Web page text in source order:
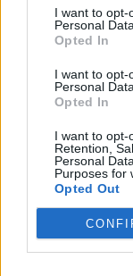
I want to opt-
Personal Data.
Opted In
I want to opt-
Personal
Opted In
I want to opt-
Retention,
Personal
Purposes for
Opted Out
REVIEWS
Starlink:
DEMY 02/11/2018
Ο τίτλος Starlink:
action-adventure
PlayStation…